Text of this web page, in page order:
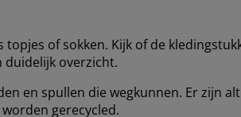
topjes of sokken. Kijk of de
duidelijk overzicht.
en spullen die wegkunnen. Er zijn
gerecycled.